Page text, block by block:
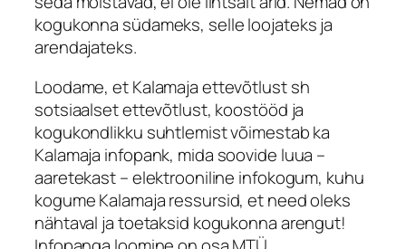
kogukonna südameks, selle loojateks ja
arendajateks.
Loodame, et Kalamaja ettevõtlust sh
sotsiaalset ettevõtlust, koostööd ja
kogukondlikku suhtlemist võimestab ka
Kalamaja infopank, mida soovide luua –
aaretekast – elektrooniline infokogum, kuhu
kogume Kalamaja ressursid, et need oleks
nähtaval ja toetaksid kogukonna arengut!